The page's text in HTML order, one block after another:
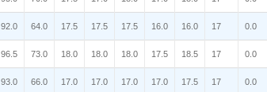
92.0 64.0 17.5 17.5 17.5 16.0 16.0 17 0.0
96.5 73.0 18.0 18.0 18.0 17.5 18.5 17 0.0
93.0 66.0 17.0 17.0 17.0 17.0 17.5 17 0.0